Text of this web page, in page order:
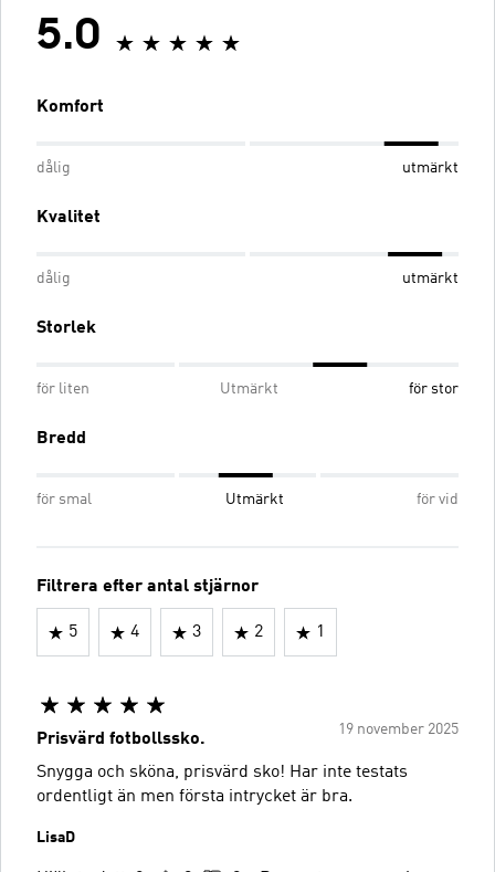
5.0
Komfort
dålig utmärkt
Kvalitet
dålig utmärkt
Storlek
för liten Utmärkt för stor
Bredd
för smal Utmärkt för vid
Filtrera efter antal stjärnor
5 4 3 2 1
19 november 2025
Prisvärd fotbollssko.
Snygga och sköna, prisvärd sko! Har inte testats
ordentligt än men första intrycket är bra.
LisaD